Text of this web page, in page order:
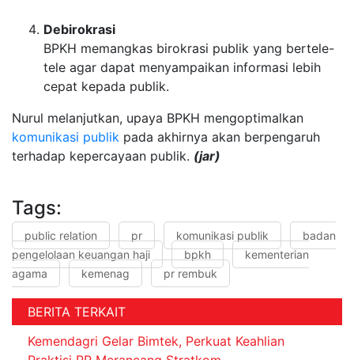
Debirokrasi
BPKH memangkas birokrasi publik yang bertele-
tele agar dapat menyampaikan informasi lebih
cepat kepada publik.
Nurul melanjutkan, upaya BPKH mengoptimalkan
komunikasi publik pada akhirnya akan berpengaruh
terhadap kepercayaan publik. (jar)
Tags:
public relation pr komunikasi publik
badan
pengelolaan keuangan haji
bpkh
kementerian
agama
kemenag pr rembuk
BERITA TERKAIT
Kemendagri Gelar Bimtek, Perkuat Keahlian